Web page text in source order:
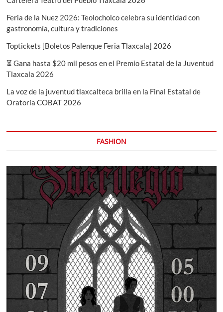
Feria de la Nuez 2026: Teolocholco celebra su identidad con
gastronomía, cultura y tradiciones
Toptickets [Boletos Palenque Feria Tlaxcala] 2026
⏳ Gana hasta $20 mil pesos en el Premio Estatal de la Juventud
Tlaxcala 2026
La voz de la juventud tlaxcalteca brilla en la Final Estatal de
Oratoria COBAT 2026
FASHION